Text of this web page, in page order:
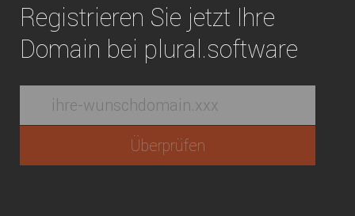
Registrieren Sie jetzt Ihre
Domain bei plural.software